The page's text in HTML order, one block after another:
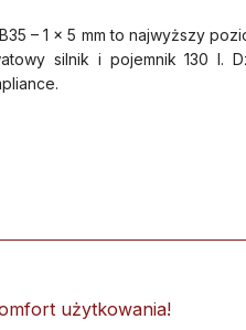
B35 – 1 x 5 mm to najwyższy
silnik i pojemnik 130 l.
użytkowania!